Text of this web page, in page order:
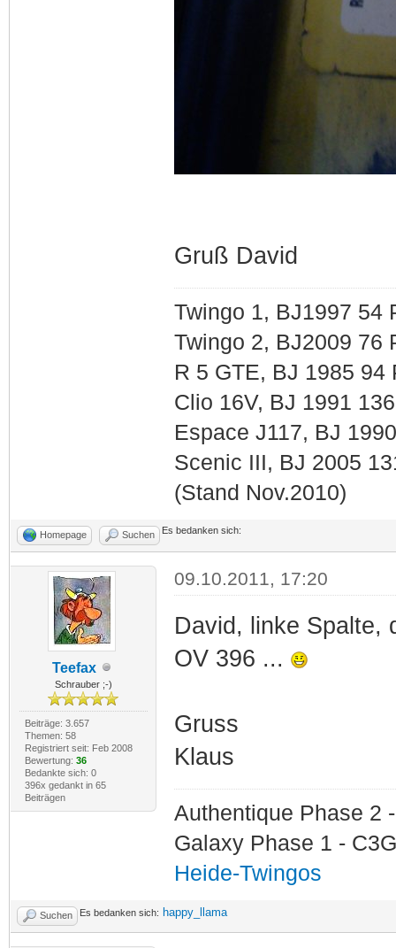
Gruß David
Twingo 1, BJ1997 54
Twingo 2, BJ2009 76
R 5 GTE, BJ 1985 94
Clio 16V, BJ 1991
Espace J117, BJ
Scenic III, BJ 2005
(Stand Nov.2010)
Homepage Suchen Es bedanken sich:
Teefax
Schrauber ;-)
Beiträge: 3.657
Themen: 58
Registriert seit: Feb 2008
Bewertung: 36
Bedankte sich: 0
396x gedankt in 65
Beiträgen
09.10.2011, 17:20
David, linke Spalte,
OV 396 ...
Gruss
Klaus
Authentique Phase 2
Galaxy Phase 1 -
Heide-Twingos
Suchen Es bedanken sich: happy_llama